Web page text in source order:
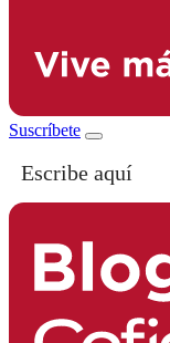
Suscríbete